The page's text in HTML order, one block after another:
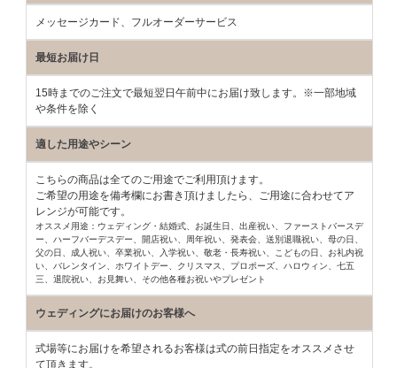
メッセージカード、フルオーダーサービス
最短お届け日
15時までのご注文で最短翌日午前中にお届け致します。※一部地域
や条件を除く
適した用途やシーン
こちらの商品は全てのご用途でご利用頂けます。
ご希望の用途を備考欄にお書き頂けましたら、ご用途に合わせてア
レンジが可能です。
オススメ用途：ウェディング・結婚式、お誕生日、出産祝い、ファーストバースデ
ー、ハーフバーデスデー、開店祝い、周年祝い、発表会、送別退職祝い、母の日、
父の日、 成人祝い、卒業祝い、入学祝い、敬老・長寿祝い、こどもの日、お礼内祝
い、 バレンタイン、ホワイトデー、クリスマス、プロポーズ、ハロウィン、七五
三、退院祝い、お見舞い、その他各種お祝いやプレゼント
ウェディングにお届けのお客様へ
式場等にお届けを希望されるお客様は式の前日指定をオススメさせ
て頂きます。